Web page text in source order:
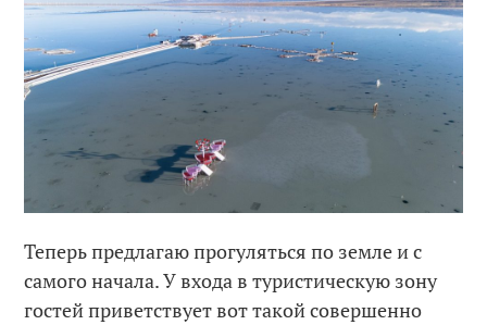
Теперь предлагаю прогуляться по земле и с
самого начала. У входа в туристическую зону
гостей приветствует вот такой совершенно